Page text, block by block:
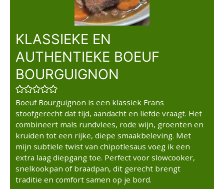
KLASSIEKE EN
AUTHENTIEKE BOEUF
BOURGUIGNON
Boeuf Bourguignon is een klassiek Frans
stoofgerecht dat tijd, aandacht en liefde vraagt. Het
combineert mals rundvlees, rode wijn, groenten en
kruiden tot een rijke, diepe smaakbeleving. Met
mijn subtiele twist van chipotlesaus voeg ik een
extra laag diepgang toe. Perfect voor slowcooker,
snelkookpan of braadpan, dit gerecht brengt
traditie en comfort samen op je bord.